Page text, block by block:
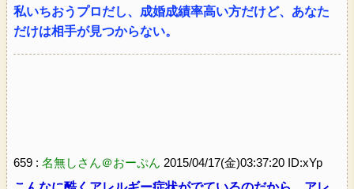
私いちおうプロだし、成婚成績率高い方だけど、あなた
だけは相手が見つからない。
659 : 名無しさん＠おーぷん 2015/04/17(金)03:37:20 ID:xYp